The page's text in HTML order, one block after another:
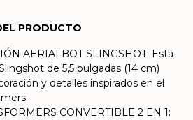
PRODUCTO
AERIALBOT SLINGSHOT: Esta
de 5,5 pulgadas (14 cm)
y detalles inspirados en el
CONVERTIBLE 2 EN 1: